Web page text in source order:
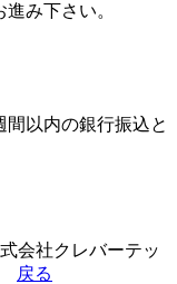
み下さい。
以内の銀行振込と
会社クレバーテッ
戻る